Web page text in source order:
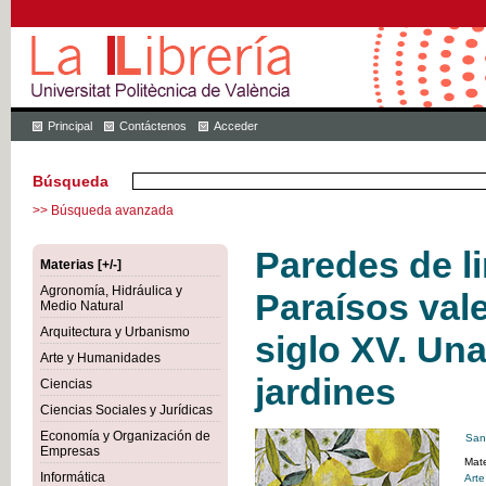
Principal Contáctenos Acceder
Búsqueda
>> Búsqueda avanzada
Materias [+/-]
Agronomía, Hidráulica y
Medio Natural
Arquitectura y Urbanismo
Arte y Humanidades
Ciencias
Ciencias Sociales y Jurídicas
Economía y Organización de
Empresas
Informática
Paredes de
Paraísos
siglo XV.
jardines